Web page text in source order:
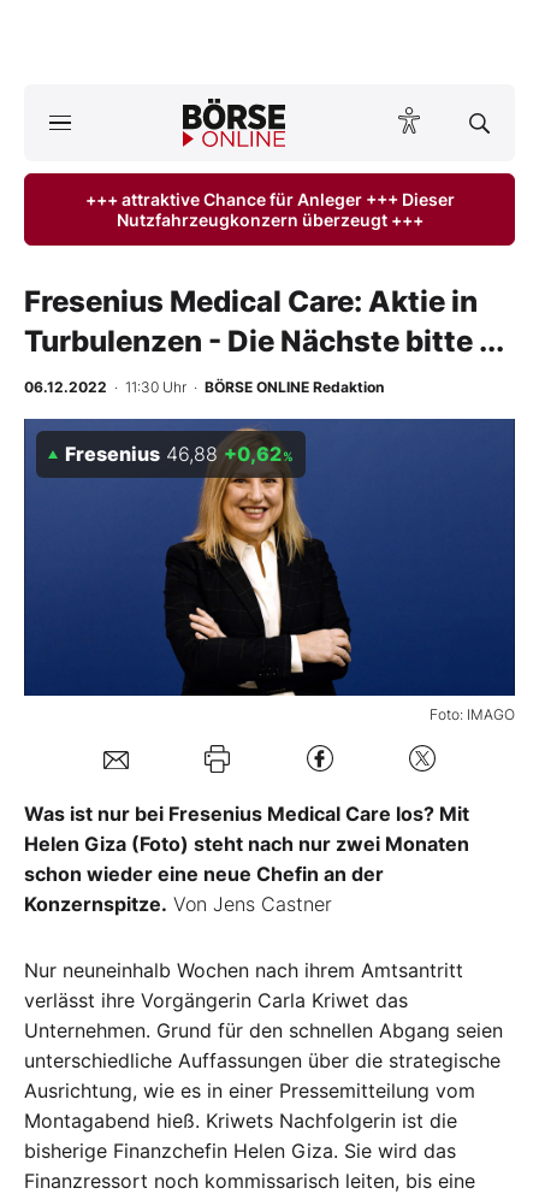
ktuelle Ausgabe BÖRSE ONLINE lesen
Anlageprodukte
Finanz-Check
BO-Musterdepots
Mein Konto
Folgen Sie uns
Kontakt
+++ attraktive Chance für Anleger +++ Dieser
Nutzfahrzeugkonzern überzeugt +++
Fresenius Medical Care: Aktie in
Turbulenzen - Die Nächste bitte ...
06.12.2022 · 11:30 Uhr · BÖRSE ONLINE Redaktion
Foto: IMAGO
Fresenius 46,88 +0,62%
Was ist nur bei Fresenius Medical Care los? Mit
Helen Giza (Foto) steht nach nur zwei Monaten
schon wieder eine neue Chefin an der
Konzernspitze. Von Jens Castner
Nur neuneinhalb Wochen nach ihrem Amtsantritt
verlässt ihre Vorgängerin Carla Kriwet das
Unternehmen. Grund für den schnellen Abgang seien
unterschiedliche Auffassungen über die strategische
Ausrichtung, wie es in einer Pressemitteilung vom
Montagabend hieß. Kriwets Nachfolgerin ist die
bisherige Finanzchefin Helen Giza. Sie wird das
Finanzressort noch kommissarisch leiten, bis eine